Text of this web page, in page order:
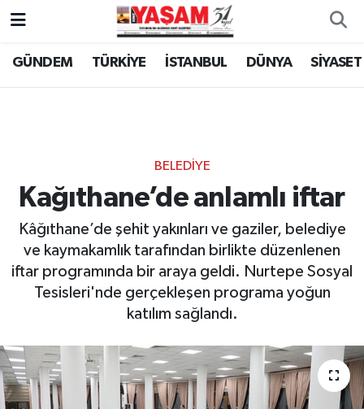
GÜNDEM TÜRKİYE İSTANBUL DÜNYA SİYASET
BELEDİYE
Kağıthane’de anlamlı iftar
Kâğıthane’de şehit yakınları ve gaziler, belediye
ve kaymakamlık tarafından birlikte düzenlenen
iftar programında bir araya geldi. Nurtepe Sosyal
Tesisleri'nde gerçekleşen programa yoğun
katılım sağlandı.